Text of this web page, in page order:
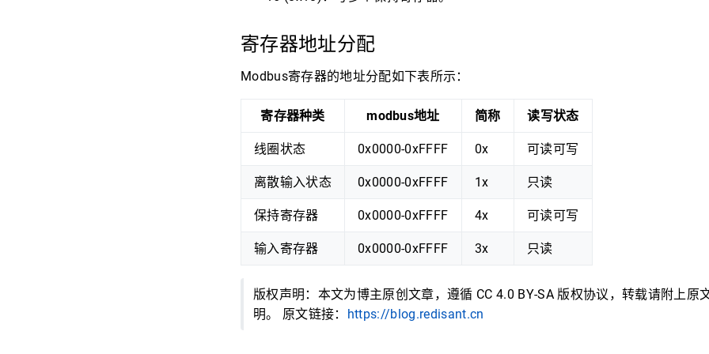
寄存器地址分配
Modbus寄存器的地址分配如下表所示：
寄存器种类 modbus地址 简称 读写状态
线圈状态 0x0000-0xFFFF 0x 可读可写
离散输入状态 0x0000-0xFFFF 1x 只读
保持寄存器 0x0000-0xFFFF 4x 可读可写
输入寄存器 0x0000-0xFFFF 3x 只读
版权声明：本文为博主原创文章，遵循 CC 4.0 BY-SA 版权协议，转载请附上原
明。 原文链接： https://blog.redisant.cn